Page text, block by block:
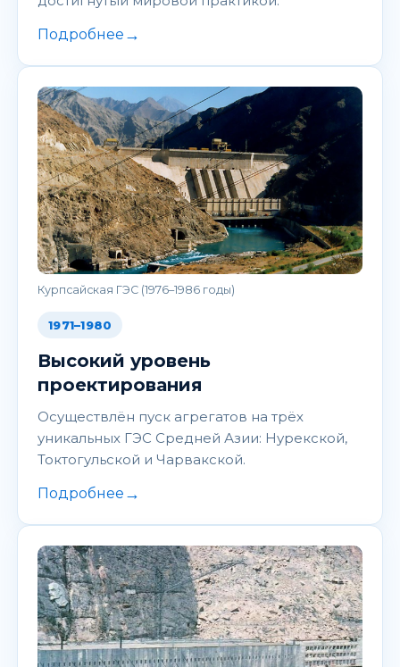
Подробнее →
Курпсайская ГЭС (1976–1986 годы)
1971–1980
Высокий уровень
проектирования
Осуществлён пуск агрегатов на трёх
уникальных ГЭС Средней Азии: Нурекской,
Токтогульской и Чарвакской.
Подробнее →